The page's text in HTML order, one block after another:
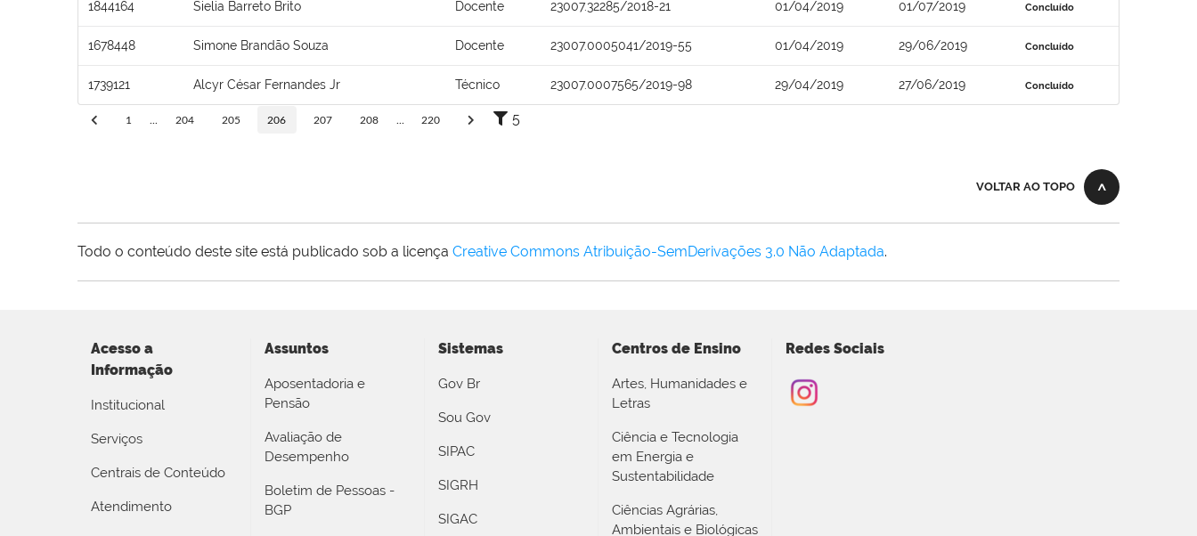
1844164 Sielia Barreto Brito Docente 23007.32285/2018-21 01/04/2019 01/07/2019 Concluído
1678448 Simone Brandão Souza Docente 23007.0005041/2019-55 01/04/2019 29/06/2019 Concluído
1739121 Alcyr César Fernandes Jr Técnico 23007.0007565/2019-98 29/04/2019 27/06/2019 Concluído
1 204 205 206 207 208 220 5
VOLTAR AO TOPO
Todo o conteúdo deste site está publicado sob a licença Creative Commons Atribuição-SemDerivações 3.0 Não Adaptada.
Acesso a
Informação
Institucional
Serviços
Centrais de Conteúdo
Atendimento
Assuntos
Aposentadoria e
Pensão
Avaliação de
Desempenho
Boletim de Pessoas -
BGP
Sistemas
Gov Br
Sou Gov
SIPAC
SIGRH
SIGAC
Centros de Ensino
Artes, Humanidades e
Letras
Ciência e Tecnologia
em Energia e
Sustentabilidade
Ciências Agrárias,
Ambientais e Biológicas
Redes Sociais